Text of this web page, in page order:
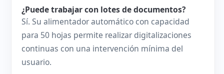
¿Puede trabajar con lotes de documentos?
Sí. Su alimentador automático con capacidad
para 50 hojas permite realizar digitalizaciones
continuas con una intervención mínima del
usuario.